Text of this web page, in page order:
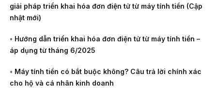
giải pháp triển khai hóa đơn điện tử từ máy tính tiền (Cập
nhật mới)
• Hướng dẫn triển khai hóa đơn điện tử từ máy tính tiền –
áp dụng từ tháng 6/2025
• Máy tính tiền có bắt buộc không? Câu trả lời chính xác
cho hộ và cá nhân kinh doanh